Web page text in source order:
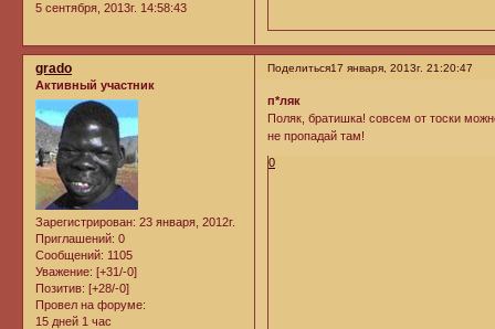
5 сентября, 2013г. 14:58:43
Поделиться17 января, 2013г. 21:20:47
grado
Активный участник
Зарегистрирован: 23 января, 2012г.
Приглашений: 0
Сообщений: 1105
Уважение: [+31/-0]
Позитив: [+28/-0]
Провел на форуме:
15 дней 1 час
п*ляк
Поляк, братишка! совсем от тоски
не пропадай там!
0